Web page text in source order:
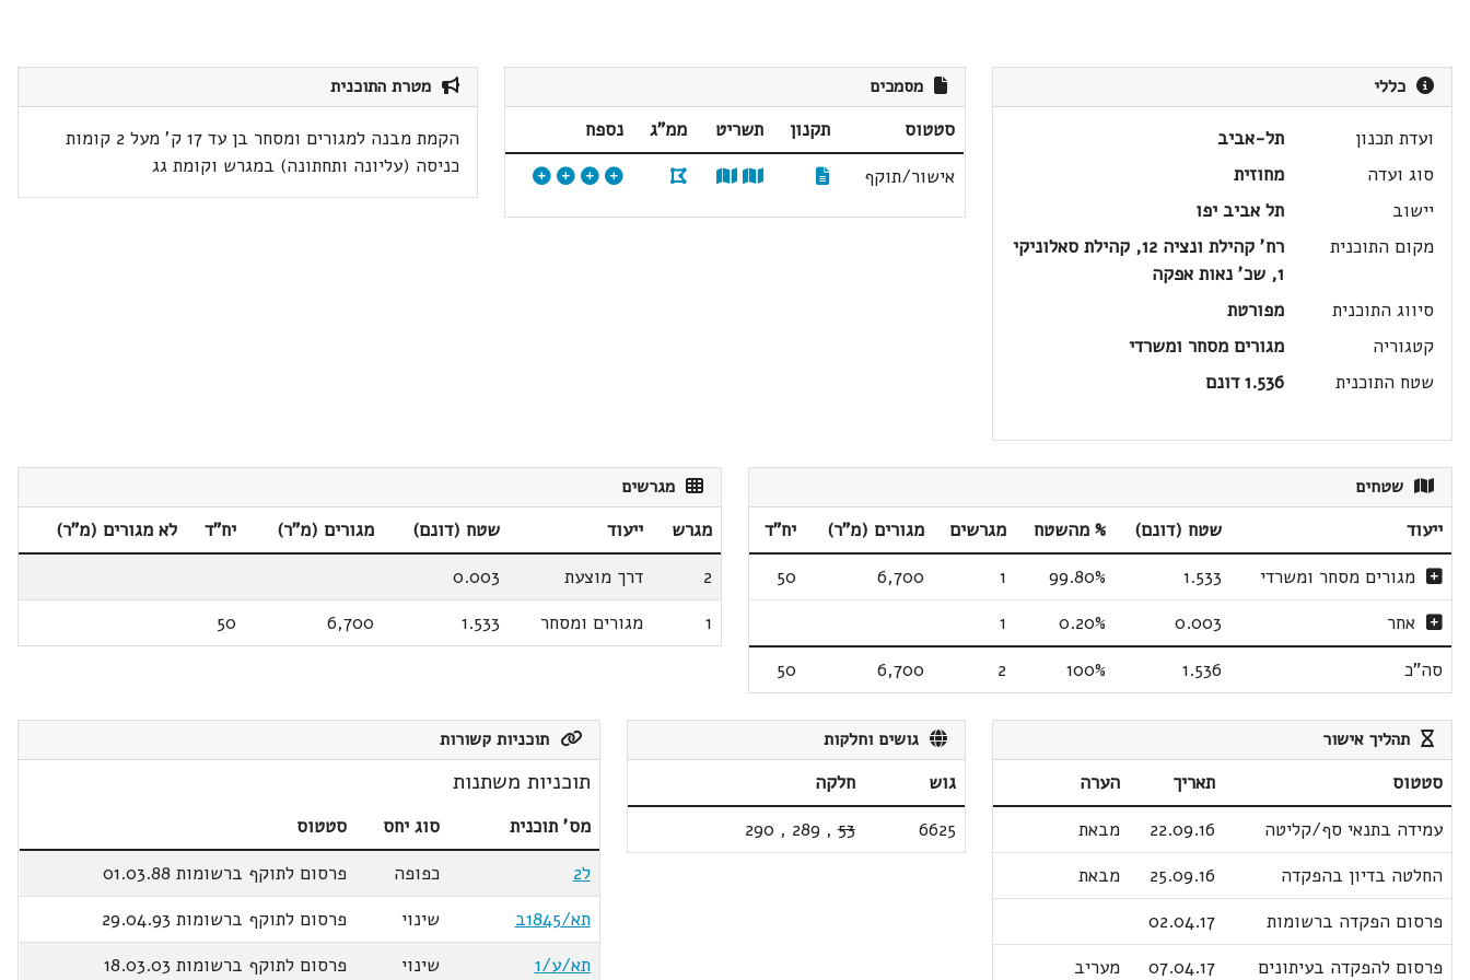
כללי
ועדת תכנון
תל-אביב
סוג ועדה
מחוזית
יישוב
תל אביב יפו
מקום התוכנית
רח' קהילת ונציה 12, קהילת סאלוניקי
1, שכ' נאות אפקה
סיווג התוכנית
מפורטת
קטגוריה
מגורים מסחר ומשרדי
שטח התוכנית
1.536 דונם
מסמכים
סטטוס תקנון תשריט ממ"ג
נספח
אישור/תוקף
מטרת התוכנית
הקמת מבנה למגורים ומסחר בן עד 17 ק' מעל 2 קומות
כניסה (עליונה ותחתונה) במגרש וקומת גג
שטחים
ייעוד שטח (דונם) % מהשטח מגרשים מגורים (מ"ר)
יח"ד
מגורים מסחר ומשרדי
1.533
99.80%
1
6,700
50
אחר
0.003
0.20%
1
סה"כ
1.536
100%
2
6,700
50
מגרשים
מגרש ייעוד שטח (דונם) מגורים (מ"ר) יח"ד
לא מגורים (מ"ר)
2
דרך מוצעת
0.003
1
מגורים ומסחר 1.533
6,700
50
תהליך אישור
סטטוס תאריך
הערה
עמידה בתנאי סף/קליטה
22.09.16
מבאת
החלטה בדיון בהפקדה
25.09.16
מבאת
פרסום הפקדה ברשומות
02.04.17
פרסום להפקדה בעיתונים
07.04.17
מעריב
גושים וחלקות
גוש
חלקה
6625
53
,
289
,
290
תוכניות קשורות
תוכניות משתנות
מס' תוכנית סוג יחס
סטטוס
ל2
כפופה
פרסום לתוקף ברשומות 01.03.88
תא/1845ב
שינוי
פרסום לתוקף ברשומות 29.04.93
תא/ע/1
שינוי
פרסום לתוקף ברשומות 18.03.03